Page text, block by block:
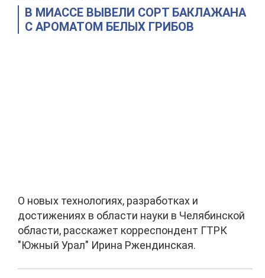
В МИАССЕ ВЫВЕЛИ СОРТ БАКЛАЖАНА
С АРОМАТОМ БЕЛЫХ ГРИБОВ
О новых технологиях, разработках и
достижениях в области науки в Челябинской
области, расскажет корреспондент ГТРК
"Южный Урал" Ирина Ржендинская.